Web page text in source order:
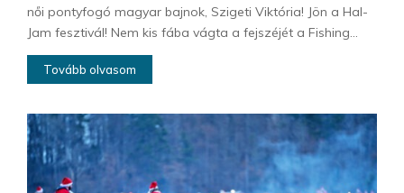
női pontyfogó magyar bajnok, Szigeti Viktória! Jön a Hal-
Jam fesztivál! Nem kis fába vágta a fejszéjét a Fishing...
Tovább olvasom